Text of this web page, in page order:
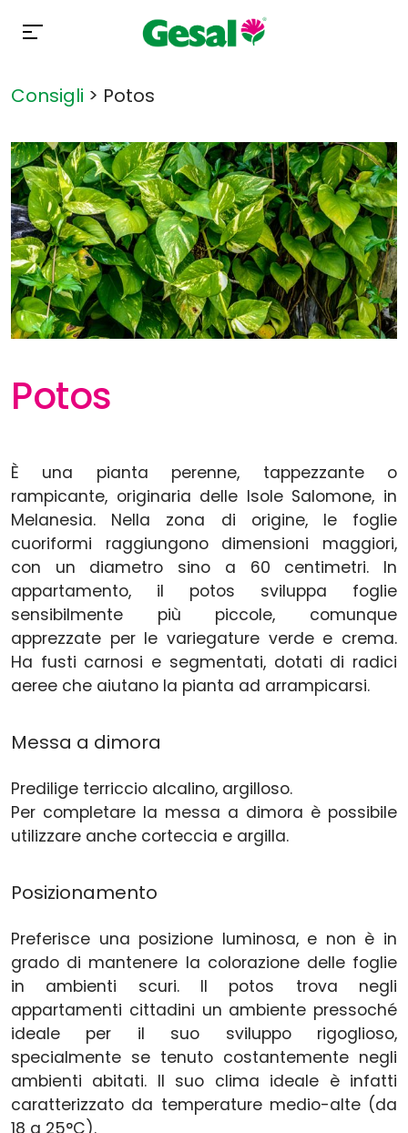
Consigli > Potos
Potos
È una pianta perenne, tappezzante o
rampicante, originaria delle Isole Salomone, in
Melanesia. Nella zona di origine, le foglie
cuoriformi raggiungono dimensioni maggiori,
con un diametro sino a 60 centimetri. In
appartamento, il potos sviluppa foglie
sensibilmente più piccole, comunque
apprezzate per le variegature verde e crema.
Ha fusti carnosi e segmentati, dotati di radici
aeree che aiutano la pianta ad arrampicarsi.
Messa a dimora
Predilige terriccio alcalino, argilloso.
Per completare la messa a dimora è possibile
utilizzare anche corteccia e argilla.
Posizionamento
Preferisce una posizione luminosa, e non è in
grado di mantenere la colorazione delle foglie
in ambienti scuri. Il potos trova negli
appartamenti cittadini un ambiente pressoché
ideale per il suo sviluppo rigoglioso,
specialmente se tenuto costantemente negli
ambienti abitati. Il suo clima ideale è infatti
caratterizzato da temperature medio-alte (da
18 a 25°C).